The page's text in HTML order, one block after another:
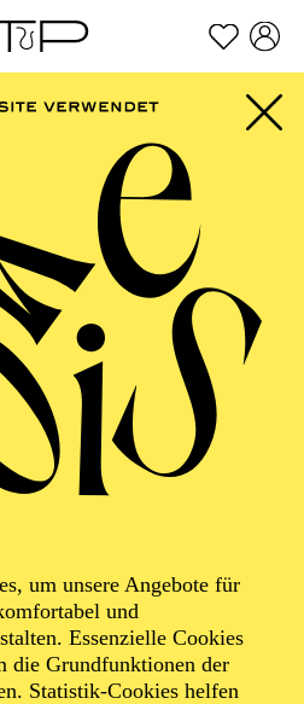
Zum Footer springen
um unsere Angebote für
und
Essenzielle Cookies
die Grundfunktionen der
Statistik-Cookies helfen
Park